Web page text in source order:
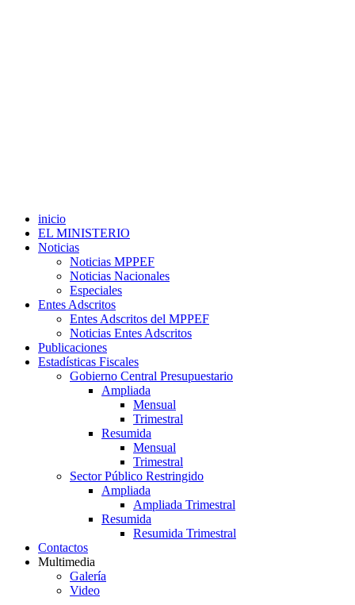
inicio
EL MINISTERIO
Noticias
Noticias MPPEF
Noticias Nacionales
Especiales
Entes Adscritos
Entes Adscritos del MPPEF
Noticias Entes Adscritos
Publicaciones
Estadísticas Fiscales
Gobierno Central Presupuestario
Ampliada
Mensual
Trimestral
Resumida
Mensual
Trimestral
Sector Público Restringido
Ampliada
Ampliada Trimestral
Resumida
Resumida Trimestral
Contactos
Multimedia
Galería
Video